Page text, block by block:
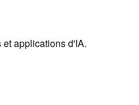
applications d'IA.